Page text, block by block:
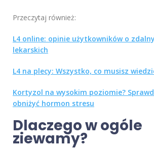
Przeczytaj również:
L4 online: opinie użytkowników o
lekarskich
L4 na plecy: Wszystko, co musisz
Kortyzol na wysokim poziomie?
obniżyć hormon stresu
Dlaczego w ogóle
ziewamy?